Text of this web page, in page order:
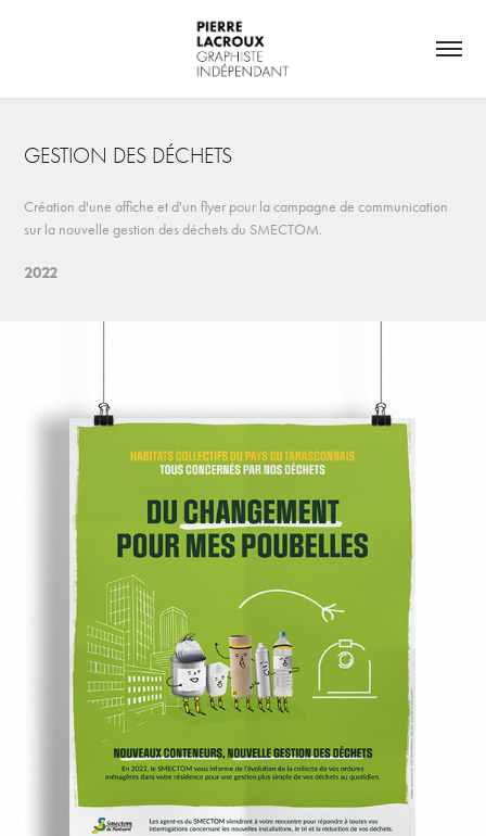
GESTION DES DÉCHETS
Création d'une affiche et d'un flyer pour la campagne de communication
sur la nouvelle gestion des déchets du SMECTOM.
2022